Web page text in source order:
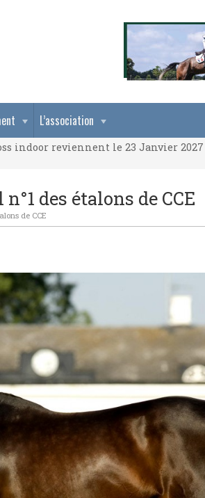
L’association
indoor reviennent le 23 Janvier 2027 !
indoor reviennent le 23 Janvier 2027
des étalons de CCE
de CCE